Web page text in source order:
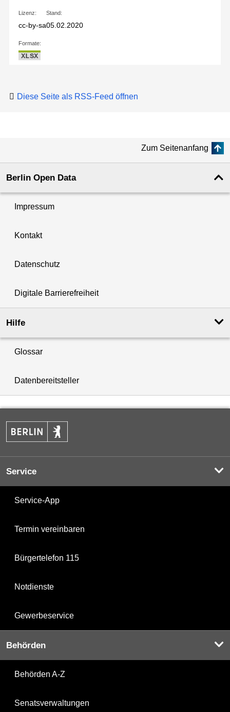
Lizenz:
cc-by-sa
Stand:
05.02.2020
Formate:
XLSX
Diese Seite als RSS-Feed öffnen
Zum Seitenanfang
Berlin Open Data
Impressum
Kontakt
Datenschutz
Digitale Barrierefreiheit
Hilfe
Glossar
Datenbereitsteller
Service
Service-App
Termin vereinbaren
Bürgertelefon 115
Notdienste
Gewerbeservice
Behörden
Behörden A-Z
Senatsverwaltungen